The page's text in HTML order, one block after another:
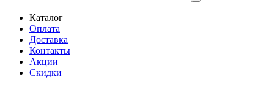
Каталог
Оплата
Доставка
Контакты
Акции
Скидки